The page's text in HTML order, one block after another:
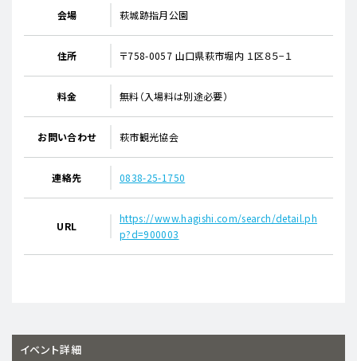
会場 萩城跡指月公園
住所 〒758-0057 山口県萩市堀内 １区８５−１
料金 無料（入場料は別途必要）
お問い合わせ 萩市観光協会
連絡先 0838-25-1750
URL
https://www.hagishi.com/search/detail.ph
p?d=900003
イベント詳細